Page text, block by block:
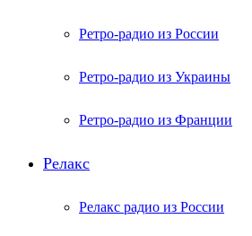
Ретро-радио из России
Ретро-радио из Украины
Ретро-радио из Франции
Релакс
Релакс радио из России